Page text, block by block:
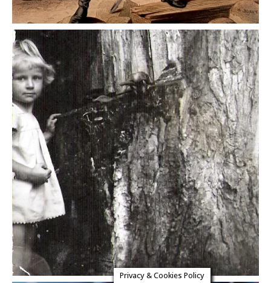
Privacy & Cookies Policy